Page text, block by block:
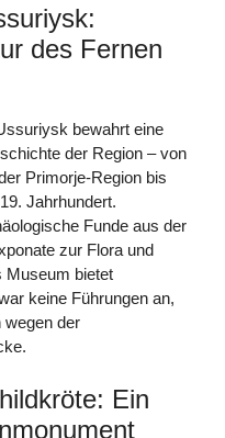
des Fernen
bewahrt eine
der Region – von
Primorje-Region bis
Jahrhundert.
Funde aus der
zur Flora und
Museum bietet
keine Führungen an,
wegen der
Ein